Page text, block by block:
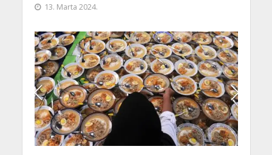
13. Marta 2024.